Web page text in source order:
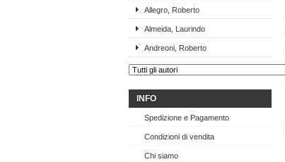
Allegro, Roberto
Almeida, Laurindo
Andreoni, Roberto
INFO
Spedizione e Pagamento
Condizioni di vendita
Chi siamo